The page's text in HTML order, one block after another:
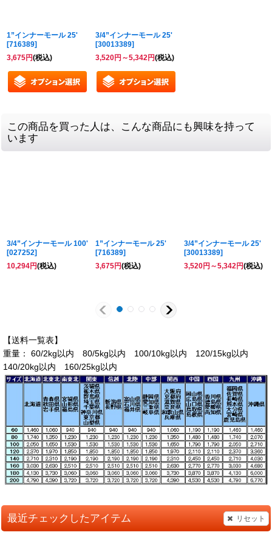
1”インナーモール 25'
[716389]
3,675円(税込)
3/4”インナーモール 25'
[30013389]
3,520円 ～5,342円(税込)
この商品を買った人は、こんな商品にも興味を持って
います
3/4”インナーモール 100'
[027252]
10,294円(税込)
1”インナーモール 25'
[716389]
3,675円(税込)
3/4”インナーモール 25'
[30013389]
3,520円 ～5,342円(税込)
【送料一覧表】
重量： 60/2kg以内 80/5kg以内 100/10kg以内 120/15kg以内
140/20kg以内 160/25kg以内
最近チェックしたアイテム リセット